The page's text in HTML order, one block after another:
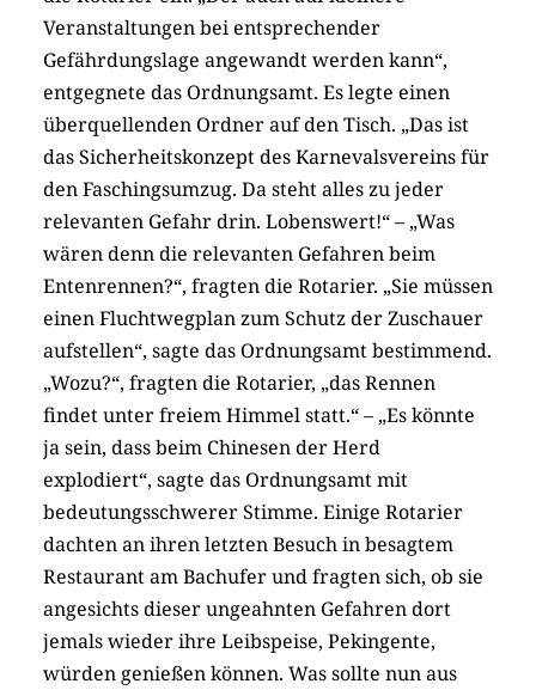
Veranstaltungen bei entsprechender
Gefährdungslage angewandt werden kann“,
entgegnete das Ordnungsamt. Es legte einen
überquellenden Ordner auf den Tisch. „Das ist
das Sicherheitskonzept des Karnevalsvereins für
den Faschingsumzug. Da steht alles zu jeder
relevanten Gefahr drin. Lobenswert!“ – „Was
wären denn die relevanten Gefahren beim
Entenrennen?“, fragten die Rotarier. „Sie müssen
einen Fluchtwegplan zum Schutz der Zuschauer
aufstellen“, sagte das Ordnungsamt bestimmend.
„Wozu?“, fragten die Rotarier, „das Rennen
findet unter freiem Himmel statt.“ – „Es könnte
ja sein, dass beim Chinesen der Herd
explodiert“, sagte das Ordnungsamt mit
bedeutungsschwerer Stimme. Einige Rotarier
dachten an ihren letzten Besuch in besagtem
Restaurant am Bachufer und fragten sich, ob sie
angesichts dieser ungeahnten Gefahren dort
jemals wieder ihre Leibspeise, Pekingente,
würden genießen können. Was sollte nun aus